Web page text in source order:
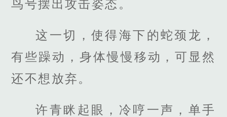
鸟号摆出攻击姿态。
这一切，使得海下的蛇颈龙，
有些躁动，身体慢慢移动，可显然
还不想放弃。
许青眯起眼，冷哼一声，单手